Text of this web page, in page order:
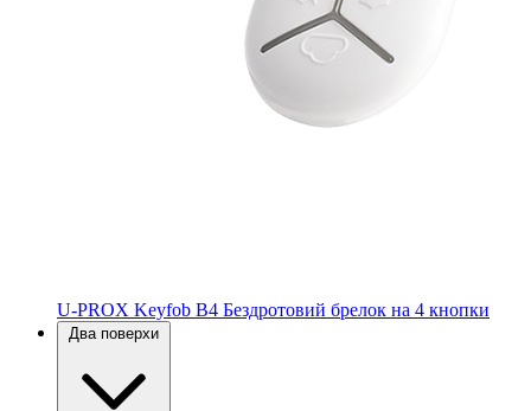
U-PROX Keyfob B4 Бездротовий брелок на 4 кнопки
Два поверхи